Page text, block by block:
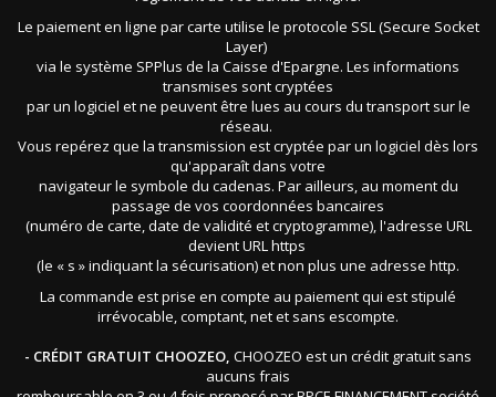
Le paiement en ligne par carte utilise le protocole SSL (Secure Socket
Layer)
via le système SPPlus de la Caisse d'Epargne. Les informations
transmises sont cryptées
par un logiciel et ne peuvent être lues au cours du transport sur le
réseau.
Vous repérez que la transmission est cryptée par un logiciel dès lors
qu'apparaît dans votre
navigateur le symbole du cadenas. Par ailleurs, au moment du
passage de vos coordonnées bancaires
(numéro de carte, date de validité et cryptogramme), l'adresse URL
devient URL https
(le « s » indiquant la sécurisation) et non plus une adresse http.
La commande est prise en compte au paiement qui est stipulé
irrévocable, comptant, net et sans escompte.
- CRÉDIT GRATUIT CHOOZEO, CHOOZEO est un crédit gratuit sans
aucuns frais